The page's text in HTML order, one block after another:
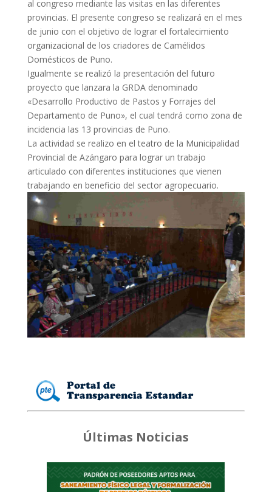
al congreso mediante las visitas en las diferentes
provincias. El presente congreso se realizará en el mes
de junio con el objetivo de lograr el fortalecimiento
organizacional de los criadores de Camélidos
Domésticos de Puno.
Igualmente se realizó la presentación del futuro
proyecto que lanzara la GRDA denominado
«Desarrollo Productivo de Pastos y Forrajes del
Departamento de Puno», el cual tendrá como zona de
incidencia las 13 provincias de Puno.
La actividad se realizo en el teatro de la Municipalidad
Provincial de Azángaro para lograr un trabajo
articulado con diferentes instituciones que vienen
trabajando en beneficio del sector agropecuario.
Últimas Noticias